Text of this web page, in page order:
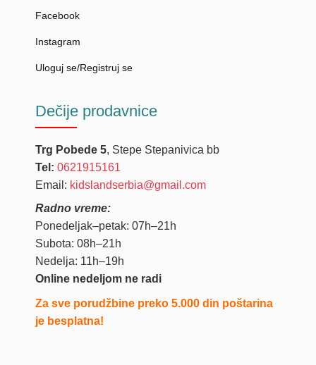
Facebook
Instagram
Uloguj se/Registruj se
Dečije prodavnice
Trg Pobede 5, Stepe Stepanivica bb
Tel: 0621915161
Email: kidslandserbia@gmail.com
Radno vreme:
Ponedeljak–petak: 07h–21h
Subota: 08h–21h
Nedelja: 11h–19h
Online nedeljom ne radi
Za sve porudžbine preko 5.000 din poštarina
je besplatna!